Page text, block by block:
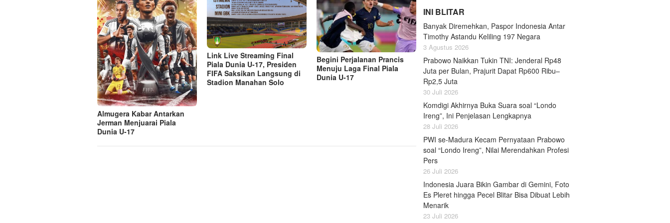
Almugera Kabar Antarkan
Jerman Menjuarai Piala
Dunia U-17
Link Live Streaming Final
Piala Dunia U-17, Presiden
FIFA Saksikan Langsung di
Stadion Manahan Solo
Begini Perjalanan Prancis
Menuju Laga Final Piala
Dunia U-17
INI BLITAR
Banyak Diremehkan, Paspor Indonesia Antar
Timothy Astandu Keliling 197 Negara
3 Agustus 2026
Prabowo Naikkan Tukin TNI: Jenderal Rp48
Juta per Bulan, Prajurit Dapat Rp600 Ribu–
Rp2,5 Juta
30 Juli 2026
Komdigi Akhirnya Buka Suara soal “Londo
Ireng”, Ini Penjelasan Lengkapnya
28 Juli 2026
PWI se-Madura Kecam Pernyataan Prabowo
soal “Londo Ireng”, Nilai Merendahkan Profesi
Pers
26 Juli 2026
Indonesia Juara Bikin Gambar di Gemini, Foto
Es Pleret hingga Pecel Blitar Bisa Dibuat Lebih
Menarik
23 Juli 2026